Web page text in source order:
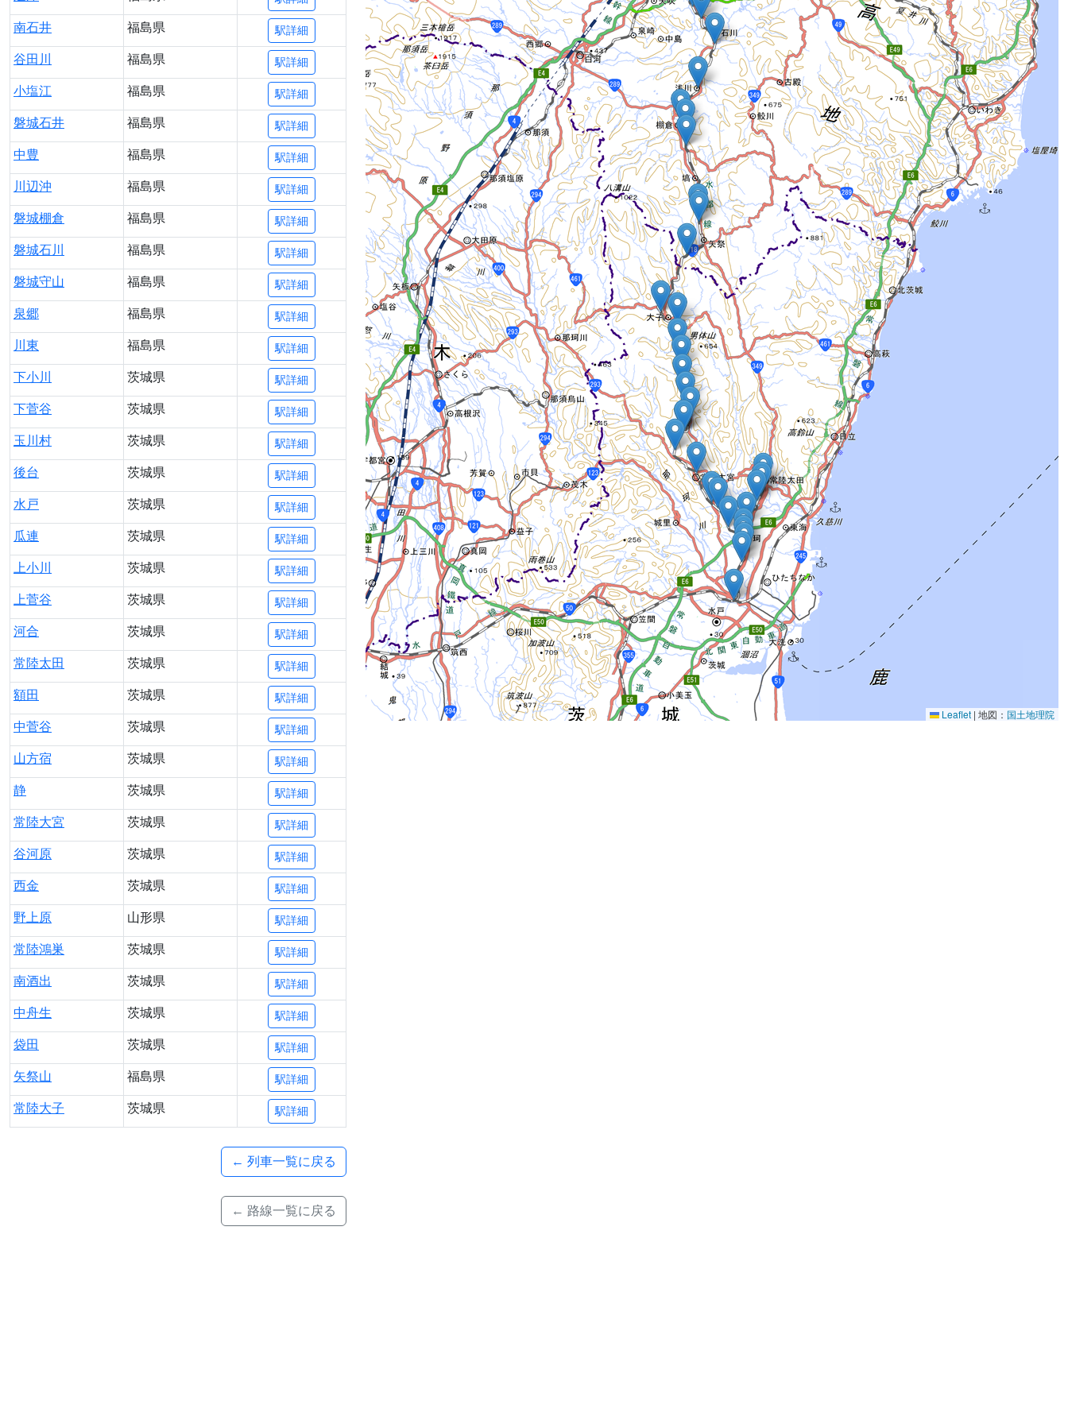
南石井 福島県 駅詳細
谷田川 福島県 駅詳細
小塩江 福島県 駅詳細
磐城石井 福島県 駅詳細
中豊 福島県 駅詳細
川辺沖 福島県 駅詳細
磐城棚倉 福島県 駅詳細
磐城石川 福島県 駅詳細
磐城守山 福島県 駅詳細
泉郷 福島県 駅詳細
川東 福島県 駅詳細
下小川 茨城県 駅詳細
下菅谷 茨城県 駅詳細
玉川村 茨城県 駅詳細
後台 茨城県 駅詳細
水戸 茨城県 駅詳細
瓜連 茨城県 駅詳細
上小川 茨城県 駅詳細
上菅谷 茨城県 駅詳細
河合 茨城県 駅詳細
常陸太田 茨城県 駅詳細
額田 茨城県 駅詳細
中菅谷 茨城県 駅詳細
山方宿 茨城県 駅詳細
静 茨城県 駅詳細
常陸大宮 茨城県 駅詳細
谷河原 茨城県 駅詳細
西金 茨城県 駅詳細
野上原 山形県 駅詳細
常陸鴻巣 茨城県 駅詳細
南酒出 茨城県 駅詳細
中舟生 茨城県 駅詳細
袋田 茨城県 駅詳細
矢祭山 福島県 駅詳細
常陸大子 茨城県 駅詳細
← 列車一覧に戻る
← 路線一覧に戻る
Leaflet | 地図： 国土地理院